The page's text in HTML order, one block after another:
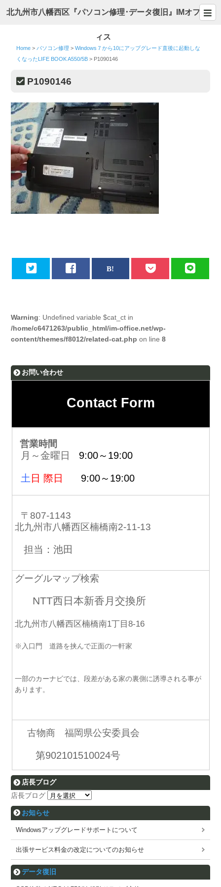
北九州市八幡西区『パソコン修理･データ復旧』IMオフ
ィス
Home > パソコン修理 >Windows７から10にアップグレード直後に起動しな
くなったLIFE BOOK A550/5B > P1090146
P1090146
Warning: Undefined variable $cat_ct in
/home/c6471263/public_html/im-office.net/wp-
content/themes/f8012/related-cat.php on line8
お問い合わせ
Contact Form
営業時間
月～金曜日 9:00～19:00
土 日 際日 9:00～19:00
〒807-1143
北九州市八幡西区楠橋南2-11-13
担当：池田
グーグルマップ検索
NTT西日本新香月交換所
北九州市八幡西区楠橋南1丁目8-16
※入口門 道路を挟んで正面の一軒家
一部のカーナビでは、段差がある家の裏側に誘導される事が
あります。
古物商 福岡県公安委員会
第902101510024号
店長ブログ
店長ブログ
お知らせ
Windowsアップグレードサポートについて
出張サービス料金の改定についてのお知らせ
データ復旧